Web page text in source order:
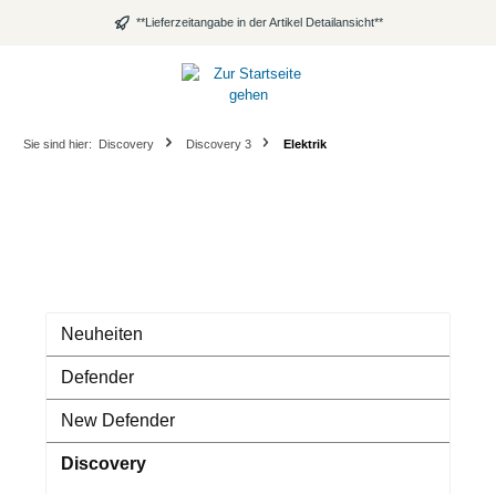
**Lieferzeitangabe in der Artikel Detailansicht**
Sie sind hier: Discovery Discovery 3 Elektrik
Neuheiten
Defender
New Defender
Discovery